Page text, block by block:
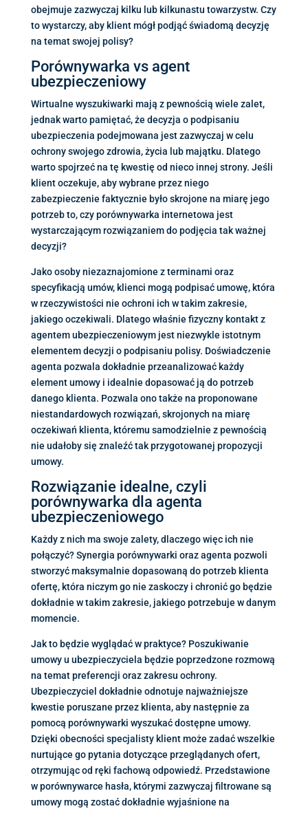
obejmuje zazwyczaj kilku lub kilkunastu towarzystw. Czy
to wystarczy, aby klient mógł podjąć świadomą decyzję
na temat swojej polisy?
Porównywarka vs agent
ubezpieczeniowy
Wirtualne wyszukiwarki mają z pewnością wiele zalet,
jednak warto pamiętać, że decyzja o podpisaniu
ubezpieczenia podejmowana jest zazwyczaj w celu
ochrony swojego zdrowia, życia lub majątku. Dlatego
warto spojrzeć na tę kwestię od nieco innej strony. Jeśli
klient oczekuje, aby wybrane przez niego
zabezpieczenie faktycznie było skrojone na miarę jego
potrzeb to, czy porównywarka internetowa jest
wystarczającym rozwiązaniem do podjęcia tak ważnej
decyzji?
Jako osoby niezaznajomione z terminami oraz
specyfikacją umów, klienci mogą podpisać umowę, która
w rzeczywistości nie ochroni ich w takim zakresie,
jakiego oczekiwali. Dlatego właśnie fizyczny kontakt z
agentem ubezpieczeniowym jest niezwykle istotnym
elementem decyzji o podpisaniu polisy. Doświadczenie
agenta pozwala dokładnie przeanalizować każdy
element umowy i idealnie dopasować ją do potrzeb
danego klienta. Pozwala ono także na proponowane
niestandardowych rozwiązań, skrojonych na miarę
oczekiwań klienta, któremu samodzielnie z pewnością
nie udałoby się znaleźć tak przygotowanej propozycji
umowy.
Rozwiązanie idealne, czyli
porównywarka dla agenta
ubezpieczeniowego
Każdy z nich ma swoje zalety, dlaczego więc ich nie
połączyć? Synergia porównywarki oraz agenta pozwoli
stworzyć maksymalnie dopasowaną do potrzeb klienta
ofertę, która niczym go nie zaskoczy i chronić go będzie
dokładnie w takim zakresie, jakiego potrzebuje w danym
momencie.
Jak to będzie wyglądać w praktyce? Poszukiwanie
umowy u ubezpieczyciela będzie poprzedzone rozmową
na temat preferencji oraz zakresu ochrony.
Ubezpieczyciel dokładnie odnotuje najważniejsze
kwestie poruszane przez klienta, aby następnie za
pomocą porównywarki wyszukać dostępne umowy.
Dzięki obecności specjalisty klient może zadać wszelkie
nurtujące go pytania dotyczące przeglądanych ofert,
otrzymując od ręki fachową odpowiedź. Przedstawione
w porównywarce hasła, którymi zazwyczaj filtrowane są
umowy mogą zostać dokładnie wyjaśnione na